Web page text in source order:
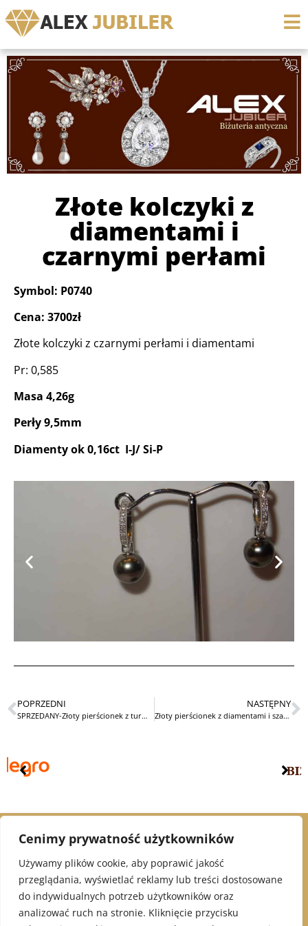
Cenimy prywatność użytkowników
Używamy plików cookie, aby poprawić jakość
przeglądania, wyświetlać reklamy lub treści dostosowane
do indywidualnych potrzeb użytkowników oraz
analizować ruch na stronie. Kliknięcie przycisku
Złote kolczyki z
diamentami i
czarnymi perłami
Symbol: P0740
Cena: 3700zł
Złote kolczyki z czarnymi perłami i diamentami
Pr: 0,585
Masa 4,26g
Perły 9,5mm
Diamenty ok 0,16ct I-J/ Si-P
POPRZEDNI
SPRZEDANY-Złoty pierścionek z turmalinem Art Deco
NASTĘPNY
Złoty pierścionek z diamentami i szafirami
© 2021 Alex Jubiler
INFORMACJE:
Polityka Prywatności